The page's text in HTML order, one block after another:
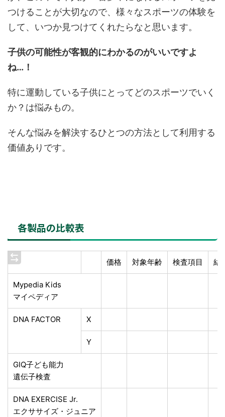
つけることが大切なので、様々なスポーツの体験を
して、いつか見つけてくれたらなと思います。
子供の可能性が客観的にわかるのがいいですよ
ね…！
特に運動している子供にとってどのスポーツでいく
か？は悩みもの。
そんな悩みを解決するひとつの方法として利用する
価値ありです。
各製品の比較表
価格 対象年齢 検査項目 結
Mypedia Kids
マイペディア
DNA FACTOR X
Y
GIQ子ども能力
遺伝子検査
DNA EXERCISE Jr.
エクササイズ・ジュニア